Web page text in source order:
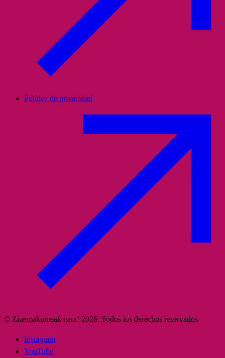
Política de privacidad
© Zinemakumeak gara! 2026. Todos los derechos reservados.
Instagram
YouTube